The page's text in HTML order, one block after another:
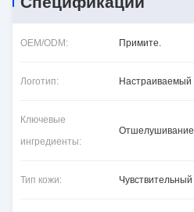
OEM/ODM: Примите.
Логотип: Настраиваемый
Ключевые
ингредиенты:
Отшелушивание
Тип кожи: Чувствительный